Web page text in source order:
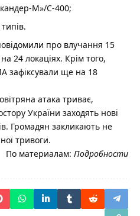
М»/С-400;
про влучання 15
24 локаціях. Крім того,
зафіксували ще на 18
атака триває,
України заходять нові
Громадян закликають не
тривоги.
По материалам: Подробности